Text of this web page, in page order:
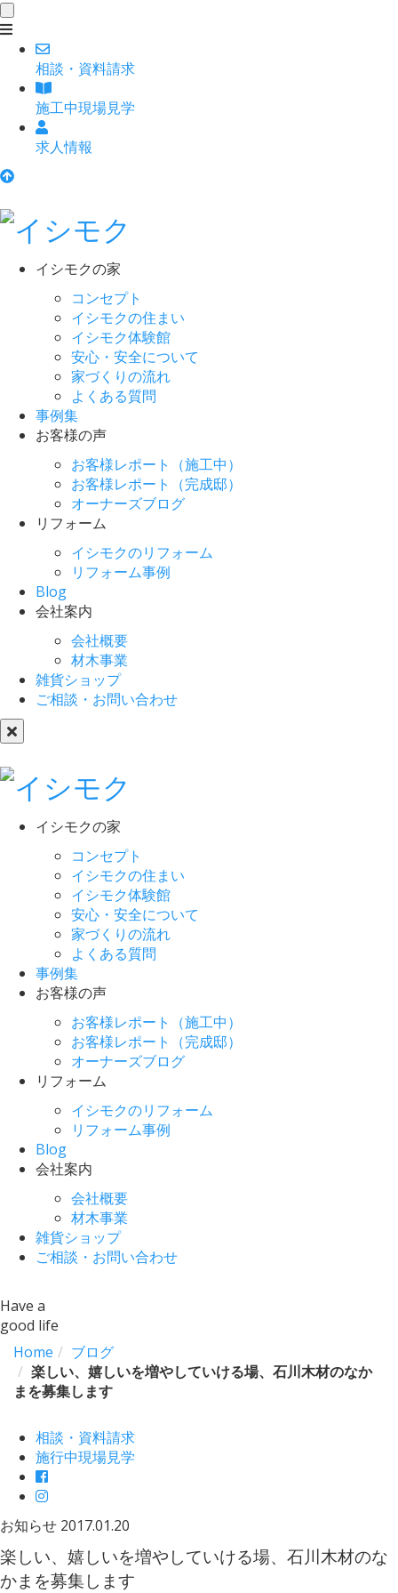
toggle
navigation
相談 ・ 資料請求
施工中現場見学
求人情報
イシモクの家
コンセプト
イシモクの住まい
イシモク体験館
安心・安全について
家づくりの流れ
よくある質問
事例集
お客様の声
お客様レポート（施工中）
お客様レポート（完成邸）
オーナーズブログ
リフォーム
イシモクのリフォーム
リフォーム事例
Blog
会社案内
会社概要
材木事業
雑貨ショップ
ご相談・お問い合わせ
イシモクの家
コンセプト
イシモクの住まい
イシモク体験館
安心・安全について
家づくりの流れ
よくある質問
事例集
お客様の声
お客様レポート（施工中）
お客様レポート（完成邸）
オーナーズブログ
リフォーム
イシモクのリフォーム
リフォーム事例
Blog
会社案内
会社概要
材木事業
雑貨ショップ
ご相談・お問い合わせ
Have a
good life
Home
ブログ
楽しい、嬉しいを増やしていける場、石川木材のなか
まを募集します
相談・資料請求
施行中現場見学
お知らせ 2017.01.20
楽しい、嬉しいを増やしていける場、石川木材のな
かまを募集します